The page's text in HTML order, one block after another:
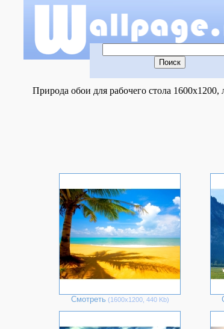
Природа обои для рабочего стола
Смотреть (1600х1200, 440 Kb)